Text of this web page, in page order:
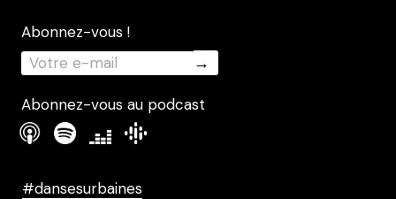
Abonnez-vous !
Abonnez-vous au podcast
#dansesurbaines